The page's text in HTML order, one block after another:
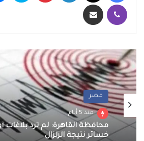
ڤايبر مشاركة عبر البريد
مصر
منذ 5 أيام
محافظة القاهرة: لم ترد بلاغات
خسائر نتيجة الزلزال